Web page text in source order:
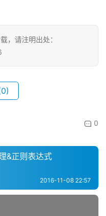
，请注明出处：
0
&正则表达式
2016-11-08 22:57